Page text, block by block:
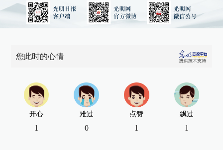
您此时的心情
开心
1
难过
0
点赞
1
飘过
1